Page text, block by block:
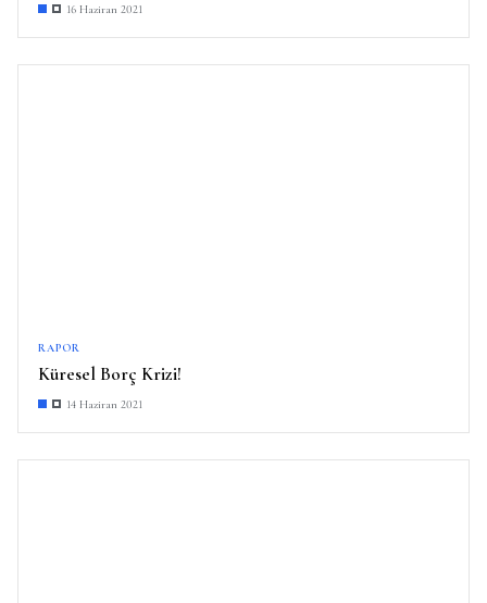
16 Haziran 2021
RAPOR
Küresel Borç Krizi!
14 Haziran 2021